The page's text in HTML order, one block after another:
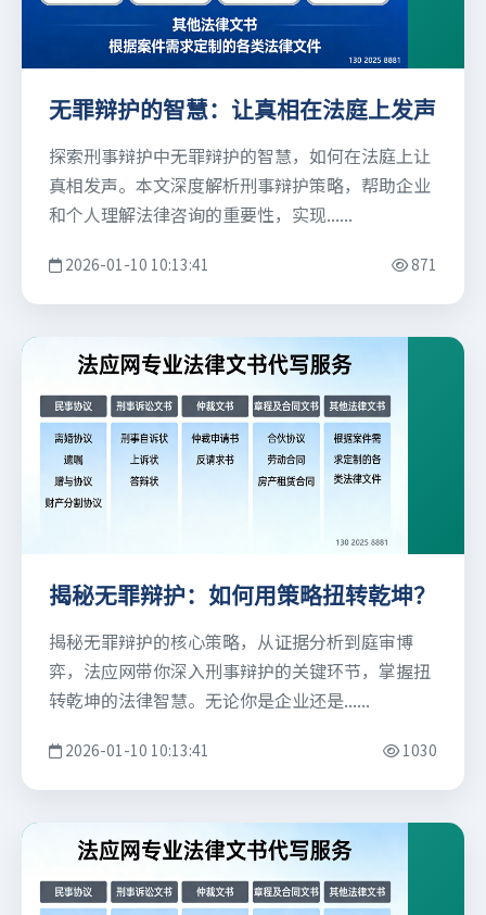
无罪辩护的智慧：让真相在法庭上发声
探索刑事辩护中无罪辩护的智慧，如何在法庭上让
真相发声。本文深度解析刑事辩护策略，帮助企业
和个人理解法律咨询的重要性，实现......
2026-01-10 10:13:41 871
揭秘无罪辩护：如何用策略扭转乾坤？
揭秘无罪辩护的核心策略，从证据分析到庭审博
弈，法应网带你深入刑事辩护的关键环节，掌握扭
转乾坤的法律智慧。无论你是企业还是......
2026-01-10 10:13:41 1030